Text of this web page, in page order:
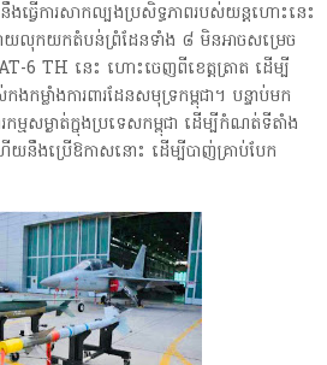
ធ្វើការសាកល្បងប្រសិទ្ធភាពរបស់យន្តហោះនេះ
ាយលុកយកតំបន់ព្រំដែនទាំង ៨ មិនអាចសម្រេច
6 TH នេះ ហោះចេញពីខេត្តត្រាត ដើម្បី
កម្លាំងការពារដែនសមុទ្រកម្ពុជា។ បន្ទាប់មក
ម្មសម្ងាត់ក្នុងប្រទេសកម្ពុជា ដើម្បីកំណត់ទីតាំង
នឹងប្រើឱកាសនោះ ដើម្បីបាញ់គ្រាប់បែក